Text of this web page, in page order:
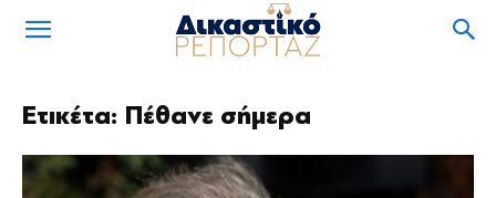
Ετικέτα: Πέθανε σήμερα